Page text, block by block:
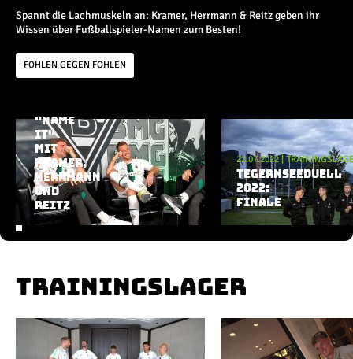
Europa League
Testspiele
News
Interviews
Pressekonferenzen
Rund um Borussia
Trainingslager
Buntes
Spannt die Lachmuskeln an: Kramer, Herrmann & Reitz geben ihr
Wissen über Fußballspieler-Namen zum Besten!
FOHLEN GEGEN FOHLEN
Aktuelle Playlist
"NAME
IT"
MIT
KRAMER,
HERRMANN
UND
REITZ
22.07.2022
TEGERNSEEDUELL
2022:
FINALE
TRAININGSLAGER